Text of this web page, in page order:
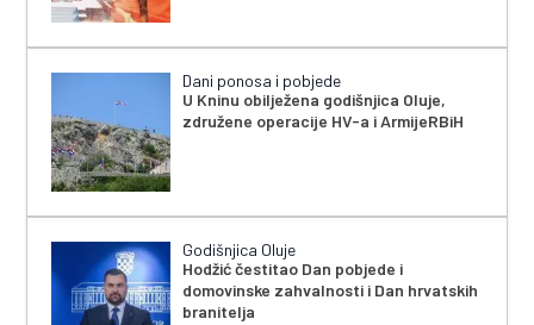
Dani ponosa i pobjede
U Kninu obilježena godišnjica Oluje,
združene operacije HV-a i ArmijeRBiH
Godišnjica Oluje
Hodžić čestitao Dan pobjede i
domovinske zahvalnosti i Dan hrvatskih
branitelja